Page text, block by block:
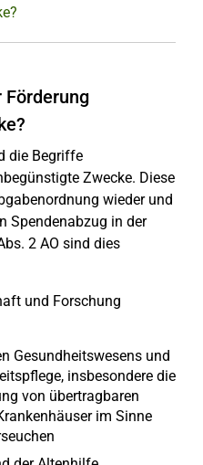
Förderung
die Begriffe
Zwecke. Diese
wieder und
Spendenabzug in der
2 AO sind dies
und Forschung
Gesundheitswesens und
insbesondere die
von übertragbaren
im Sinne